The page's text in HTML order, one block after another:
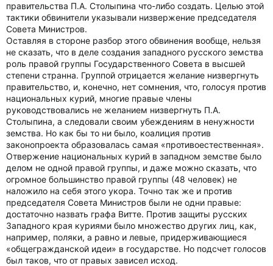
правительства П.А. Столыпина что-либо создать. Целью этой
тактики обвинители указывали низвержение председателя
Совета Министров.
Оставляя в стороне разбор этого обвинения вообще, нельзя
не сказать, что в деле создания западного русского земства
роль правой группы Государственного Совета в высшей
степени странна. Группой отрицается желание низвергнуть
правительство, и, конечно, нет сомнения, что, голосуя против
национальных курий, многие правые члены
руководствовались не желанием низвергнуть П.А.
Столыпина, а следовали своим убеждениям в ненужности
земства. Но как бы то ни было, коалиция против
законопроекта образовалась самая «противоестественная».
Отвержение национальных курий в западном земстве было
делом не одной правой группы, и даже можно сказать, что
огромное большинство правой группы (48 человек) не
наложило на себя этого укора. Точно так же и против
председателя Совета Министров были не одни правые:
достаточно назвать графа Витте. Против защиты русских
Западного края куриями было множество других лиц, как,
например, поляки, а равно и левые, придерживающиеся
«общегражданской идеи» в государстве. Но подсчет голосов
был таков, что от правых зависел исход.